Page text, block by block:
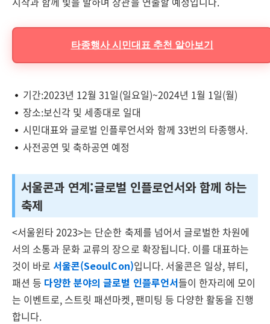
타종행사 시민대표 추천 알아보기
기간:2023년 12월 31일(일요일)~2024년 1월 1일(월)
장소:보신각 및 세종대로 일대
시민대표와 글로벌 인플루언서와 함께 33번의 타종행사.
사전공연 및 축하공연 예정
서울콘과 연계:글로벌 인플로언서와 함께 하는
축제
<서울윈타 2023>는 단순한 축제를 넘어서 글로벌한 차원에
서의 소통과 문화 교류의 장으로 확장됩니다. 이를 대표하는
것이 바로 서울콘(SeoulCon)입니다. 서울콘은 일상, 뷰티,
패션 등 다양한 분야의 글로벌 인플루언서들이 한자리에 모이
는 이벤트로, 스트릿 패션마켓, 팬미팅 등 다양한 활동을 진행
합니다.